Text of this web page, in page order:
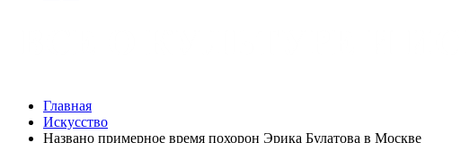
Главная
Искусство
Названо примерное время похорон Эрика Булатова в Москве